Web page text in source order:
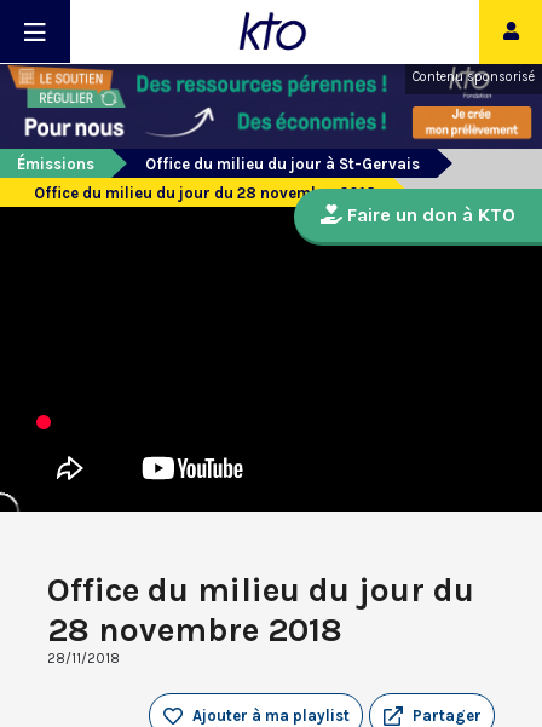
Contenu sponsorisé
Émissions
Office du milieu du jour à St-Gervais
Office du milieu du jour du 28 novembre 2018
Office du milieu du jour du
28 novembre 2018
28/11/2018
Partager
Ajouter à ma playlist
Faire un don à KTO